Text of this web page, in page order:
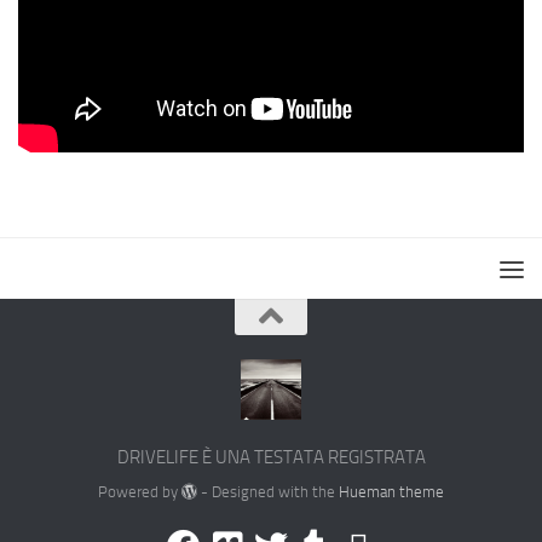
DRIVELIFE È UNA TESTATA REGISTRATA
Powered by - Designed with the Hueman theme